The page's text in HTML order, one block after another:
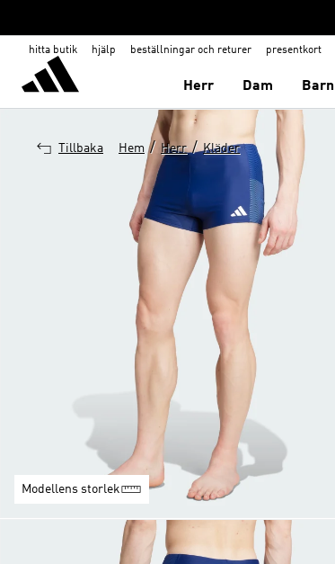
hitta butik hjälp beställningar och returer presentkort
Herr Dam Barn
Tillbaka Hem / Herr / Kläder
Modellens storlek